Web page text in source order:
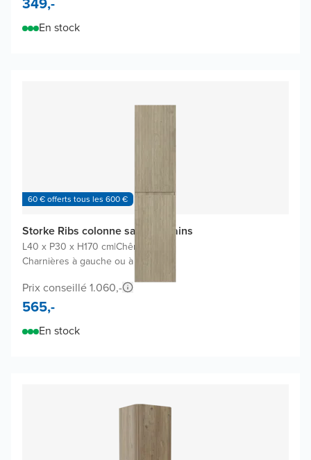
En stock
60 € offerts tous les 600 €
Storke Ribs colonne salle de bains
L40 x P30 x H170 cm|Chêne brut
Charnières à gauche ou à droite
Prix conseillé 1.060,-
565,-
En stock